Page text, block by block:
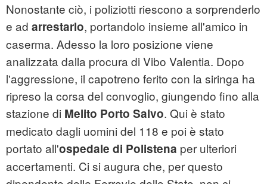
Nonostante ciò, i poliziotti riescono a sorprenderlo
e ad arrestarlo, portandolo insieme all'amico in
caserma. Adesso la loro posizione viene
analizzata dalla procura di Vibo Valentia. Dopo
l'aggressione, il capotreno ferito con la siringa ha
ripreso la corsa del convoglio, giungendo fino alla
stazione di Melito Porto Salvo. Qui è stato
medicato dagli uomini del 118 e poi è stato
portato all'ospedale di Polistena per ulteriori
accertamenti. Ci si augura che, per questo